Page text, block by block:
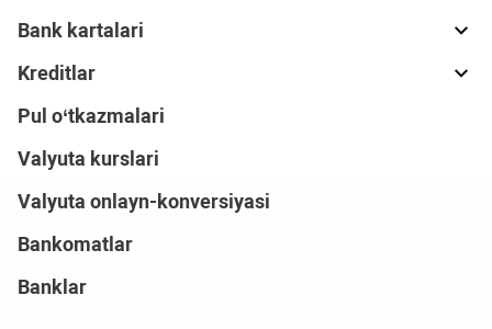
Bank kartalari
Kreditlar
Pul o‘tkazmalari
Valyuta kurslari
Valyuta onlayn-konversiyasi
Bankomatlar
Banklar